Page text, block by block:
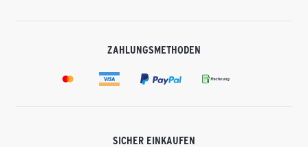
ZAHLUNGSMETHODEN
SICHER EINKAUFEN